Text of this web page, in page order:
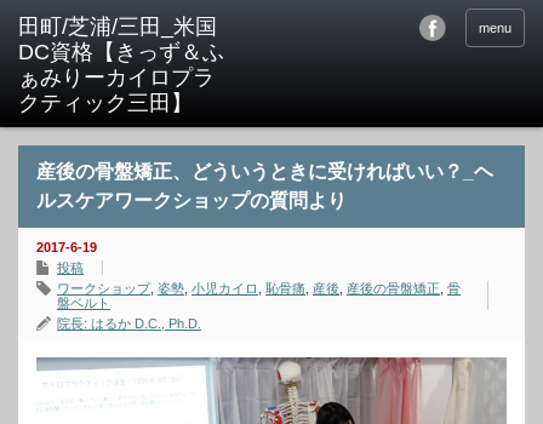
menu
産後の骨盤矯正、どういうときに受ければいい？_ヘ
ルスケアワークショップの質問より
2017-6-19
投稿
ワークショップ, 姿勢 小児カイロ 恥骨痛 産後 産後の骨盤矯正 骨
盤ベルト
院長: はるか D.C., Ph.D.